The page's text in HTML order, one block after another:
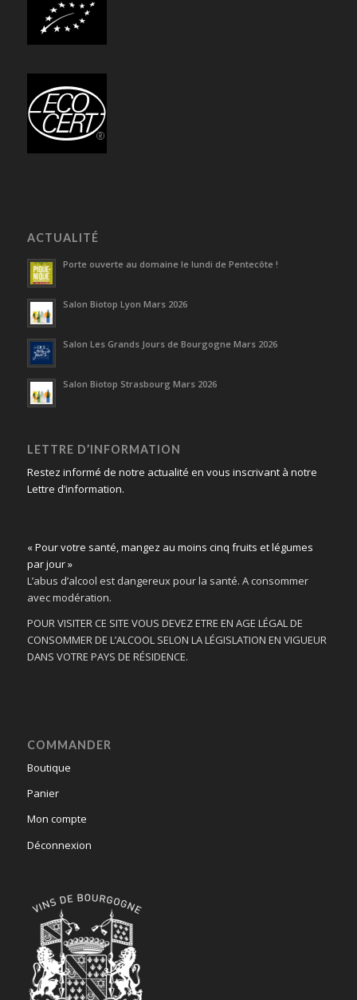
ACTUALITÉ
Porte ouverte au domaine le lundi de Pentecôte !
Salon Biotop Lyon Mars 2026
Salon Les Grands Jours de Bourgogne Mars 2026
Salon Biotop Strasbourg Mars 2026
LETTRE D’INFORMATION
Restez informé de notre actualité en vous inscrivant à notre
Lettre d’information.
« Pour votre santé, mangez au moins cinq fruits et légumes
par jour »
L’abus d’alcool est dangereux pour la santé. A consommer
avec modération.
POUR VISITER CE SITE VOUS DEVEZ ETRE EN AGE LÉGAL DE
CONSOMMER DE L’ALCOOL SELON LA LÉGISLATION EN VIGUEUR
DANS VOTRE PAYS DE RÉSIDENCE.
COMMANDER
Boutique
Panier
Mon compte
Déconnexion